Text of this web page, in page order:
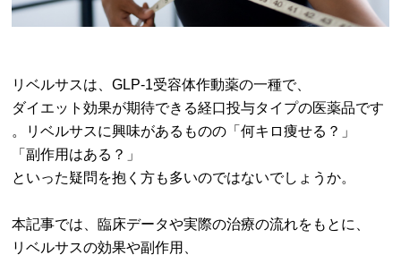
リベルサスは、GLP-1受容体作動薬の一種で、
ダイエット効果が期待できる経口投与タイプの医薬品です
。リベルサスに興味があるものの「何キロ痩せる？」
「副作用はある？」
といった疑問を抱く方も多いのではないでしょうか。
本記事では、臨床データや実際の治療の流れをもとに、
リベルサスの効果や副作用、